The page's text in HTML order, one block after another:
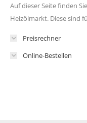
Auf dieser Seite finden
Heizölmarkt. Diese sind
Preisrechner
Online-Bestellen